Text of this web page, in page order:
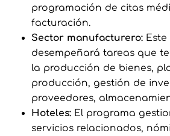
programación de citas
facturación.
Sector manufacturero:Este
desempeñará tareas que
la producción de bienes,
producción, gestión de
proveedores,
Hoteles:El programa
servicios relacionados,